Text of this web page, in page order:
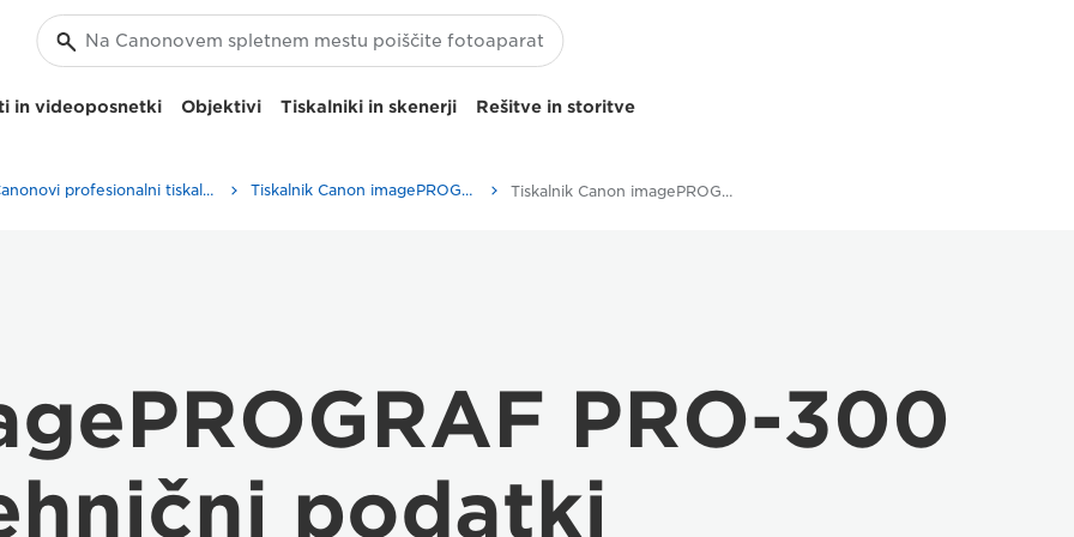
in videoposnetki Objektivi Tiskalniki in skenerji Rešitve in storitve
Canonovi profesionalni tiskalniki fotografij A3 Tiskalnik Canon imagePROGRAF PRO-300 A3 Tiskalnik Canon imagePROGRAF PRO-300 A3 – specifikacije
PRO-300
podatki